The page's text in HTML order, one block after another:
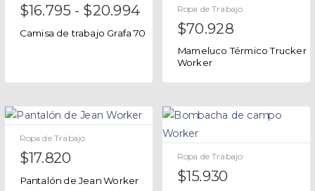
$16.795 - $20.994
Camisa de trabajo Grafa 70
Ropa de Trabajo
$70.928
Mameluco Térmico Trucker
Worker
Ropa de Trabajo
$17.820
Pantalón de Jean Worker
Ropa de Trabajo
$15.930